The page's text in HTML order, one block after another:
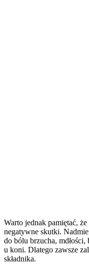
Warto jednak pamiętać,
negatywne skutki.
do bólu brzucha,
u koni. Dlatego zawsze
składnika.